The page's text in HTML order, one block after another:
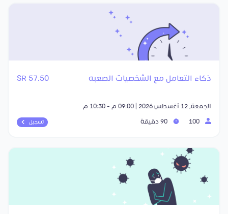
ذكاء التعامل مع الشخصيات الصعبه 57.50 SR
الجمعة, 12 أغسطس 2026 | 09:00 م - 10:30 م
تسجيل